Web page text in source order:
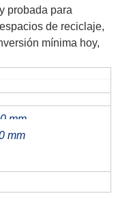
probada para
de reciclaje,
mínima hoy,
mm
mm